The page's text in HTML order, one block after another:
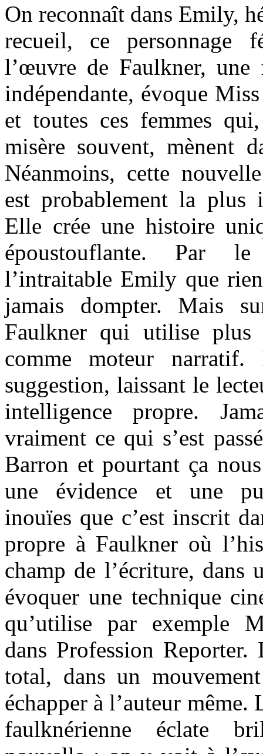
On reconnaît dans Emily,
recueil, ce personnage
l’œuvre de Faulkner, une
indépendante, évoque
et toutes ces femmes
misère souvent, mènent
Néanmoins, cette
est probablement la plus
Elle crée une histoire
époustouflante. Par le
l’intraitable Emily que
jamais dompter. Mais
Faulkner qui utilise
comme moteur
suggestion, laissant le
intelligence propre.
vraiment ce qui s’est
Barron et pourtant ça
une évidence et une
inouïes que c’est inscrit
propre à Faulkner où
champ de l’écriture, dans
évoquer une technique
qu’utilise par exemple
dans Profession
total, dans un
échapper à l’auteur même.
faulknérienne éclate